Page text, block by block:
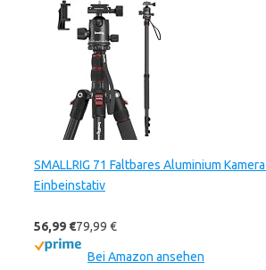
SMALLRIG 71 Faltbares Aluminium
Einbeinstativ
56,99 €79,99 €
Bei Amazon ansehen